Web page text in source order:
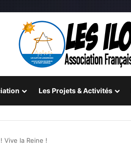
Les Projets & Activités
Vive la Reine !